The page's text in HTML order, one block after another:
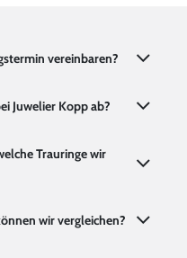
vereinbaren?
Juwelier Kopp ab?
Trauringe wir
wir vergleichen?